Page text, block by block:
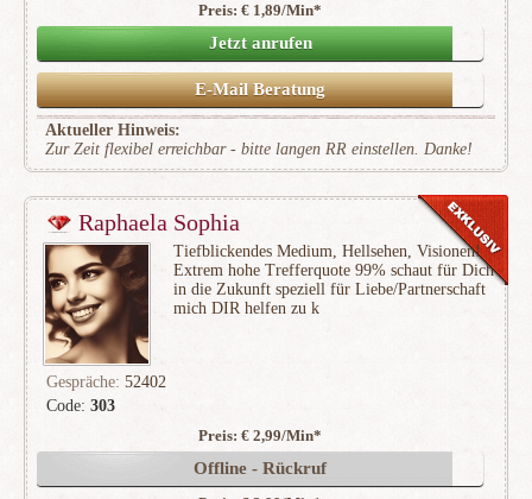
(70)
Preis: € 1,89/Min*
Jetzt anrufen
E-Mail Beratung
Aktueller Hinweis:
Zur Zeit flexibel erreichbar - bitte langen RR einstellen. Danke!
Raphaela Sophia
Code: 303
Tiefblickendes Medium, Hellsehen, Visionen!
Extrem hohe Trefferquote 99% schaut für Dich
in die Zukunft speziell für Liebe/Partnerschaft
mich DIR helfen zu k
Gespräche: 52402
(12950)
Preis: € 2,99/Min*
Offline - Rückruf